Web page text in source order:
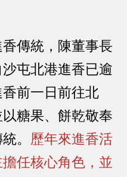
傳統，陳董事長
屯北港進香已逾
前一日前往北
糖果、餅乾敬奉
。 歷年來進香活
任核心角色，並